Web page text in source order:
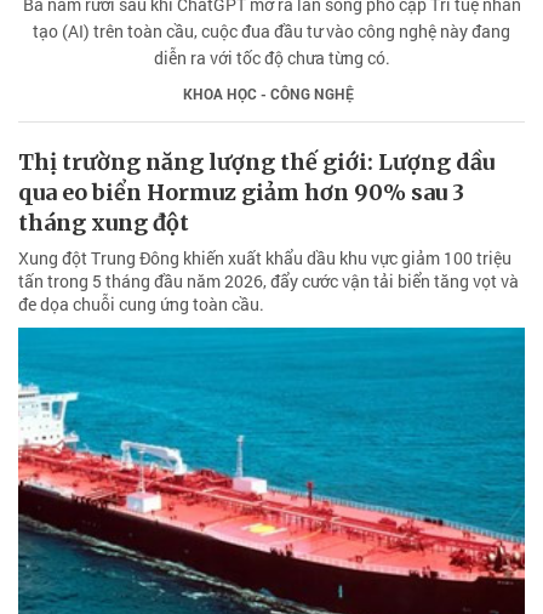
tạo (AI) trên toàn cầu, cuộc đua đầu tư vào công nghệ này đang
diễn ra với tốc độ chưa từng có.
KHOA HỌC - CÔNG NGHỆ
Thị trường năng lượng thế giới: Lượng dầu
qua eo biển Hormuz giảm hơn 90% sau 3
tháng xung đột
Xung đột Trung Đông khiến xuất khẩu dầu khu vực giảm 100 triệu
tấn trong 5 tháng đầu năm 2026, đẩy cước vận tải biển tăng vọt và
đe dọa chuỗi cung ứng toàn cầu.